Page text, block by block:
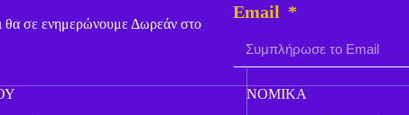
θα σε ενημερώνουμε Δωρεάν στο
Email
ΝΟΜΙΚΑ